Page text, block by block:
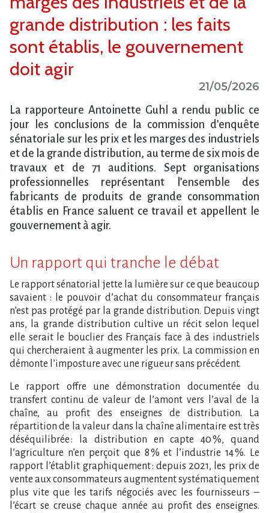
grande distribution : les faits
sont établis, le gouvernement
doit agir
21/05/2026
La rapporteure Antoinette Guhl a rendu public ce
jour les conclusions de la commission d’enquête
sénatoriale sur les prix et les marges des industriels
et de la grande distribution, au terme de six mois de
travaux et de 71 auditions. Sept organisations
professionnelles représentant l’ensemble des
fabricants de produits de grande consommation
établis en France saluent ce travail et appellent le
gouvernement à agir.
Un rapport qui tranche le débat
Le rapport sénatorial jette la lumière sur ce que beaucoup
savaient : le pouvoir d’achat du consommateur français
n’est pas protégé par la grande distribution. Depuis vingt
ans, la grande distribution cultive un récit selon lequel
elle serait le bouclier des Français face à des industriels
qui chercheraient à augmenter les prix. La commission en
démonte l’imposture avec une rigueur sans précédent.
Le rapport offre une démonstration documentée du
transfert continu de valeur de l’amont vers l’aval de la
chaîne, au profit des enseignes de distribution. La
répartition de la valeur dans la chaîne alimentaire est très
déséquilibrée : la distribution en capte 40 %, quand
l’agriculture n’en perçoit que 8 % et l’industrie 14 %. Le
rapport l’établit graphiquement : depuis 2021, les prix de
vente aux consommateurs augmentent systématiquement
plus vite que les tarifs négociés avec les fournisseurs –
l’écart se creuse chaque année au profit des enseignes.